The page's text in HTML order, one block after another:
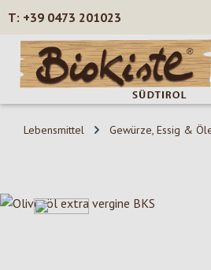
Zum Hauptinhalt springen
+39 0473 201023
Lebensmittel Gewürze, Essig &
Bildergalerie überspringen